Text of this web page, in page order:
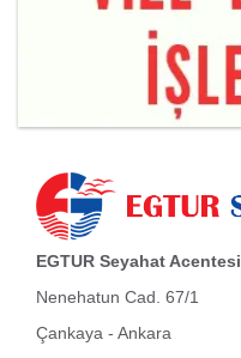
EGTUR Seyahat Acentesi
Nenehatun Cad. 67/1
Çankaya - Ankara